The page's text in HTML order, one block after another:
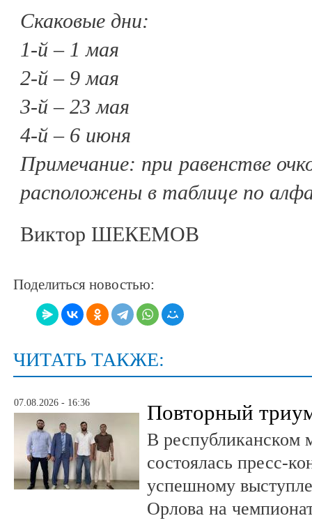
Скаковые дни:
1-й – 1 мая
2-й – 9 мая
3-й – 23 мая
4-й – 6 июня
Примечание: при равенстве
расположены в таблице по
Виктор ШЕКЕМОВ
Поделиться новостью:
ЧИТАТЬ ТАКЖЕ:
07.08.2026 - 16:36 Повторный
В республиканском
состоялась пресс-
успешному
Орлова на